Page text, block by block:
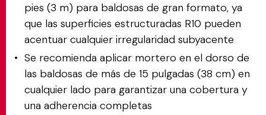
pies (3 m) para baldosas de gran formato, ya
que las superficies estructuradas R10 pueden
acentuar cualquier irregularidad subyacente
Se recomienda aplicar mortero en el dorso de
las baldosas de más de 15 pulgadas (38 cm) en
cualquier lado para garantizar una cobertura y
una adherencia completas